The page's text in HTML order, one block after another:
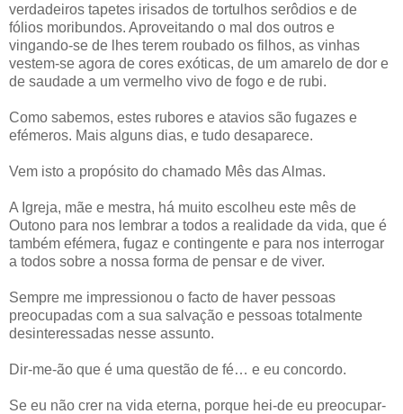
verdadeiros tapetes irisados de tortulhos serôdios e de
fólios moribundos. Aproveitando o mal dos outros e
vingando-se de lhes terem roubado os filhos, as vinhas
vestem-se agora de cores exóticas, de um amarelo de dor e
de saudade a um vermelho vivo de fogo e de rubi.
Como sabemos, estes rubores e atavios são fugazes e
efémeros. Mais alguns dias, e tudo desaparece.
Vem isto a propósito do chamado Mês das Almas.
A Igreja, mãe e mestra, há muito escolheu este mês de
Outono para nos lembrar a todos a realidade da vida, que é
também efémera, fugaz e contingente e para nos interrogar
a todos sobre a nossa forma de pensar e de viver.
Sempre me impressionou o facto de haver pessoas
preocupadas com a sua salvação e pessoas totalmente
desinteressadas nesse assunto.
Dir-me-ão que é uma questão de fé… e eu concordo.
Se eu não crer na vida eterna, porque hei-de eu preocupar-